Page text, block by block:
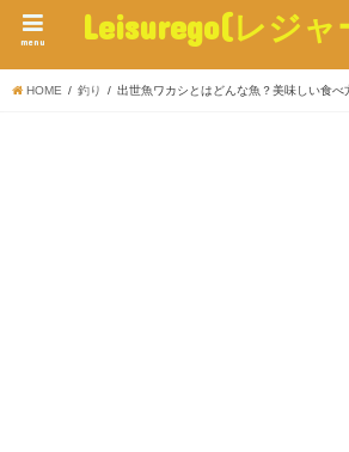
Leisurego(レジ
menu
HOME 釣り 出世魚ワカシとはどんな魚？美味しい食べ